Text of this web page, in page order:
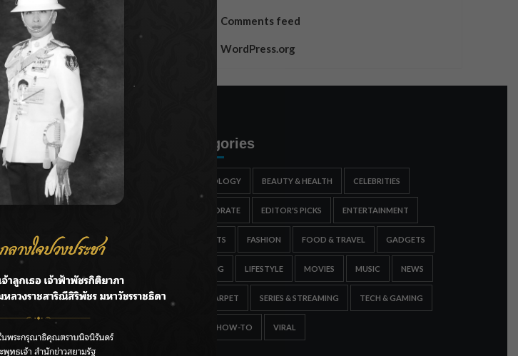
Comments feed
WordPress.org
เคลียร์ผักตบชวา-ติดตั้งเครื่องสูบน้ำ
ระทับใจ
ระวังน้ำ 24 ชม. รับมือฝนสิงหาคม
วม
รุ่นที่ 5 “รถไฟแห่งความหวัง”
! ณ เซ็นทรัลเชียงใหม่ แอร์พอร์ต
Categories
ASTROLOGY BEAUTY & HEALTH CELEBRITIES
CORPORATE EDITOR'S PICKS ENTERTAINMENT
ESPORTS FASHION FOOD & TRAVEL GADGETS
GAMING LIFESTYLE MOVIES MUSIC NEWS
RED CARPET SERIES & STREAMING TECH & GAMING
TIPS & HOW-TO VIRAL